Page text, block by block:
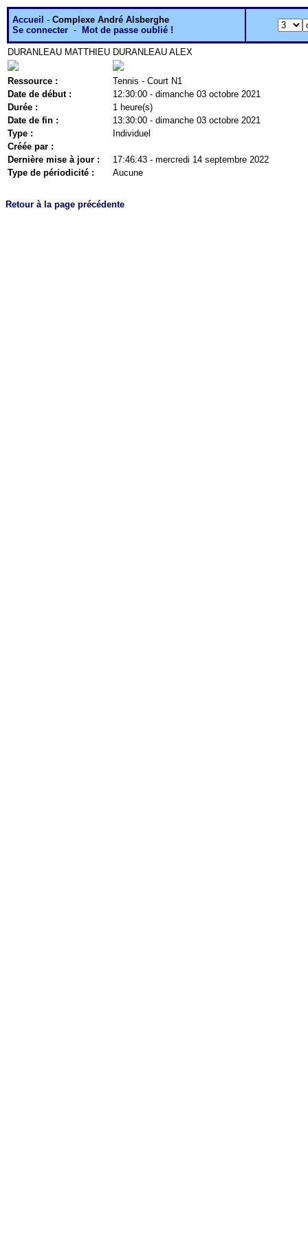
Accueil - Complexe André Alsberghe
Se connecter - Mot de passe oublié !
DURANLEAU MATTHIEU DURANLEAU ALEX
Ressource :
Tennis - Court N1
Date de début :
12:30:00 - dimanche 03 octobre 2021
Durée :
1 heure(s)
Date de fin :
13:30:00 - dimanche 03 octobre 2021
Type :
Individuel
Créée par :
Dernière mise à jour :
17:46:43 - mercredi 14 septembre 2022
Type de périodicité :
Aucune
Retour à la page précédente